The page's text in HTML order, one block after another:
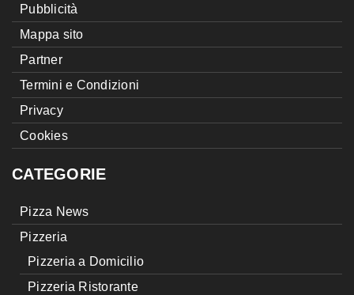
Pubblicità
Mappa sito
Partner
Termini e Condizioni
Privacy
Cookies
CATEGORIE
Pizza News
Pizzeria
Pizzeria a Domicilio
Pizzeria Ristorante